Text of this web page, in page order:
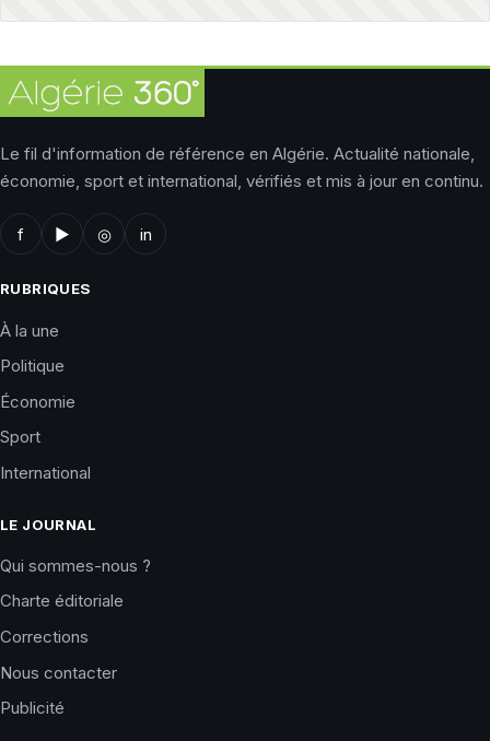
Le fil d'information de référence en Algérie. Actualité nationale,
économie, sport et international, vérifiés et mis à jour en continu.
f ▶ ◎ in
RUBRIQUES
À la une
Politique
Économie
Sport
International
LE JOURNAL
Qui sommes-nous ?
Charte éditoriale
Corrections
Nous contacter
Publicité